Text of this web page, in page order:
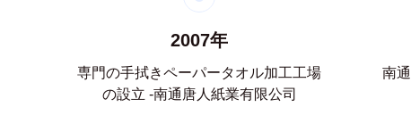
2007年
専門の手拭きペーパータオル加工工場
の設立 -南通唐人紙業有限公司
南